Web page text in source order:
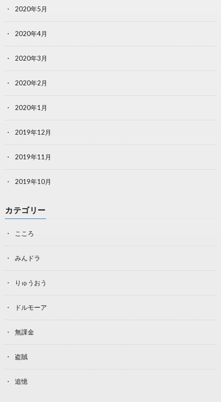
2020年5月
2020年4月
2020年3月
2020年2月
2020年1月
2019年12月
2019年11月
2019年10月
カテゴリー
こころ
みんドラ
りゅうおう
ドルモーア
無課金
盗賊
追憶